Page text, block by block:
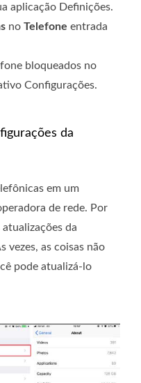
aplicação Definições.
no Telefone entrada
bloqueados no
Configurações.
da
em um
de rede. Por
da
vezes, as coisas não
pode atualizá-lo